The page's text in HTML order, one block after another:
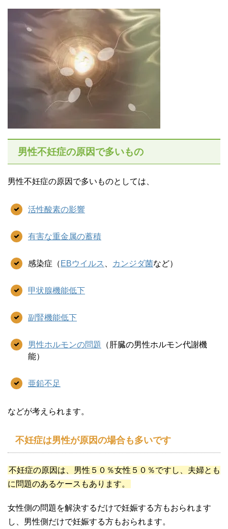
男性不妊症の原因で多いもの
男性不妊症の原因で多いものとしては、
活性酸素の影響
有害な重金属の蓄積
感染症（ EBウイルス カンジダ菌など）
甲状腺機能低下
副腎機能低下
男性ホルモンの問題
（肝臓の男性ホルモン代謝機
能）
亜鉛不足
などが考えられます。
不妊症は男性が原因の場合も多いです
不妊症の原因は、男性５０％女性５０％ですし、夫婦とも
に問題のあるケースもあります。
女性側の問題を解決するだけで妊娠する方もおられます
し、男性側だけで妊娠する方もおられます。